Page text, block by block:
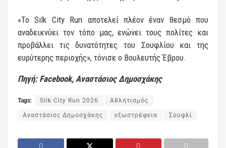
«Το Silk City Run αποτελεί πλέον έναν θεσμό που
αναδεικνύει τον τόπο μας, ενώνει τους πολίτες και
προβάλλει τις δυνατότητες του Σουφλίου και της
ευρύτερης περιοχής», τόνισε ο Βουλευτής Έβρου.
Πηγή: Facebook, Αναστάσιος Δημοσχάκης
Tags: Silk City Run 2026 Αθλητισμός
Αναστάσιος Δημοσχάκης εξωστρέφεια Σουφλί